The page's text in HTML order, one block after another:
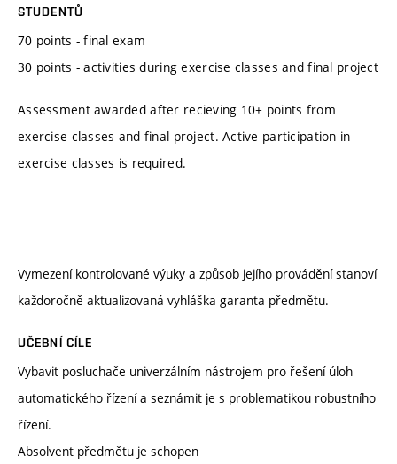
STUDENTŮ
70 points - final exam
30 points - activities during exercise classes and final project
Assessment awarded after recieving 10+ points from
exercise classes and final project. Active participation in
exercise classes is required.
Vymezení kontrolované výuky a způsob jejího provádění stanoví
každoročně aktualizovaná vyhláška garanta předmětu.
UČEBNÍ CÍLE
Vybavit posluchače univerzálním nástrojem pro řešení úloh
automatického řízení a seznámit je s problematikou robustního
řízení.
Absolvent předmětu je schopen